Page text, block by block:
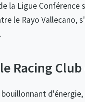
la Ligue Conférence
le Rayo Vallecano,
Racing